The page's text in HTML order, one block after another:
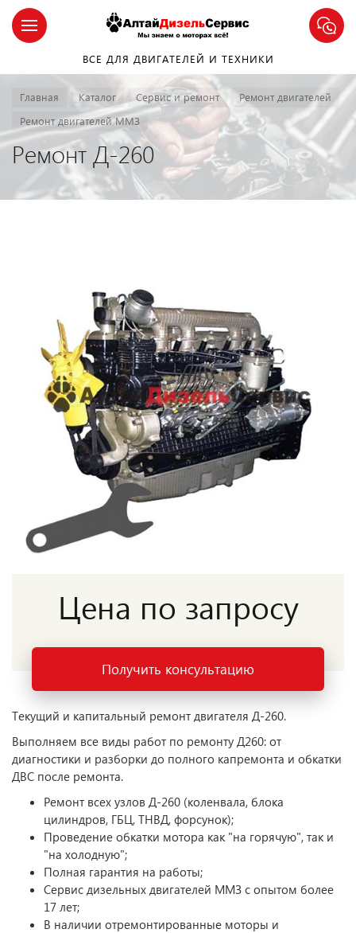
ВСЕ ДЛЯ ДВИГАТЕЛЕЙ И ТЕХНИКИ
Главная Каталог Сервис и ремонт
Ремонт двигателей
Ремонт двигателей ММЗ
Ремонт Д-260
Текущий и капитальный ремонт двигателя Д-260.
Выполняем все виды работ по ремонту Д260: от
диагностики и разборки до полного капремонта и обкатки
ДВС после ремонта.
Ремонт всех узлов Д-260 (коленвала, блока
цилиндров, ГБЦ, ТНВД, форсунок);
Проведение обкатки мотора как "на горячую", так и
"на холодную";
Полная гарантия на работы;
Сервис дизельных двигателей ММЗ с опытом более
17 лет;
В наличии отремонтированные моторы и
Цена по запросу
Получить консультацию